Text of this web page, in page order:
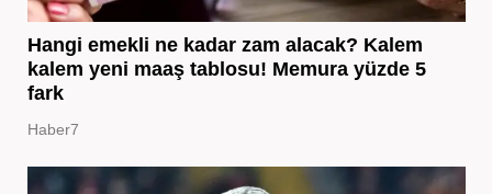
Hangi emekli ne kadar zam alacak? Kalem
kalem yeni maaş tablosu! Memura yüzde 5
fark
Haber7